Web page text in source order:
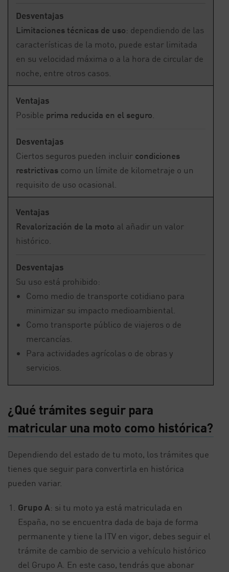
Desventajas
Limitaciones técnicas de uso: dependiendo de las
características de la moto, puede estar limitada
en su velocidad máxima o a la hora de circular de
noche, entre otros casos.
Ventajas
Posible prima reducida en el seguro
Desventajas
Ciertos seguros pueden incluir condiciones
restrictivas como un límite de kilometraje o un
requisito de uso ocasional.
Ventajas
Revalorización de la moto al añadir un valor
histórico.
Desventajas
Su uso está prohibido:
Como medio de transporte cotidiano para
minimizar su impacto medioambiental.
Como transporte público de viajeros o de
mercancías.
Para actividades agrícolas o de obras y
servicios.
¿Qué trámites seguir para
matricular una moto como histórica?
Dependiendo del estado de tu moto, los trámites que
tienes que seguir para convertirla en histórica
pueden variar.
Grupo A: si tu moto ya está matriculada en
España, no se encuentra dada de baja de forma
permanente y tiene la ITV en vigor, debes seguir el
trámite de cambio de servicio a vehículo histórico
del Grupo A. En este caso, tendrás que abonar